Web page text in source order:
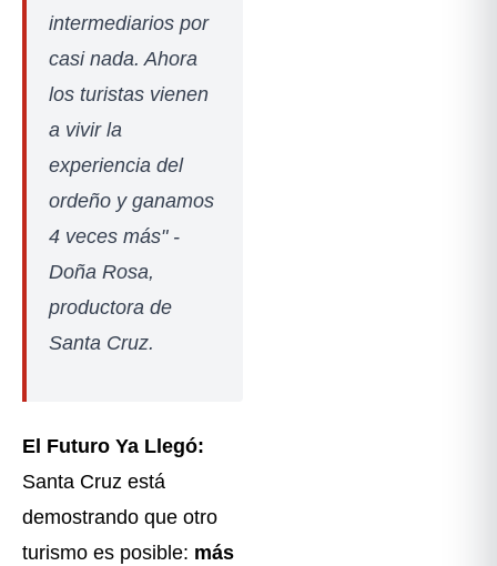
intermediarios por
casi nada. Ahora
los turistas vienen
a vivir la
experiencia del
ordeño y ganamos
4 veces más"-
Doña Rosa,
productora de
Santa Cruz.
El Futuro Ya Llegó:
Santa Cruz está
demostrando que otro
turismo es posible: más